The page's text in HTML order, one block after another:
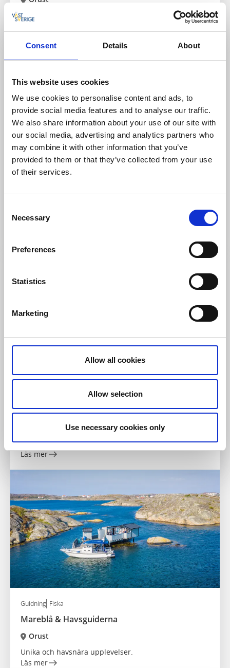
Consent Details About
This website uses cookies
We use cookies to personalise content and ads, to
provide social media features and to analyse our traffic.
We also share information about your use of our site with
our social media, advertising and analytics partners who
may combine it with other information that you’ve
provided to them or that they’ve collected from your use
of their services.
Selection
Necessary
Preferences
Statistics
Marketing
Allow all cookies
Allow selection
Use necessary cookies only
Havsöringsfiske med guide
Båtturer Fiska
Anders Båt
Saltstänkta äventyr på böljande hav
Bohuslän
Följ med rutinerade guider på fiske i södra Bohusläns
fantastiska fjordområden
Läs mer
Guidning Fiska
Mareblå & Havsguiderna
Orust
Unika och havsnära upplevelser.
Läs mer